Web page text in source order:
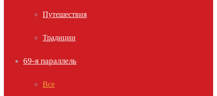
Путешествия
Традиции
69-я параллель
Все